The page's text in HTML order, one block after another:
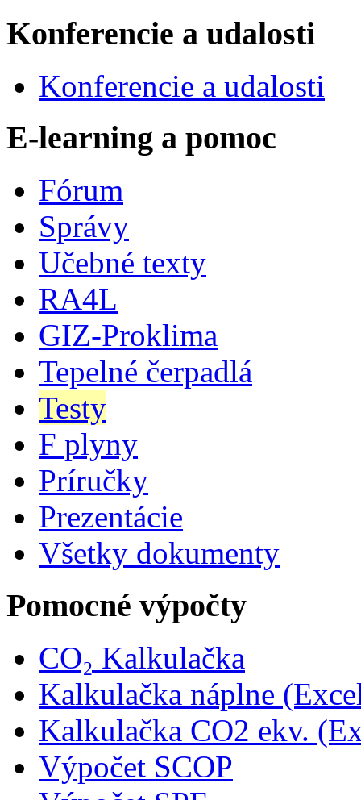
Konferencie a udalosti
Konferencie a udalosti
E-learning a pomoc
Fórum
Správy
Učebné texty
RA4L
GIZ-Proklima
Tepelné čerpadlá
Testy
F plyny
Príručky
Prezentácie
Všetky dokumenty
Pomocné výpočty
CO₂ Kalkulačka
Kalkulačka náplne
Kalkulačka CO2 ekv.
Výpočet SCOP